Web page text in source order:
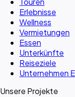
Erlebnisse
Wellness
Vermietungen
Essen
Unterkünfte
Reiseziele
Unternehmen
Unsere Projekte